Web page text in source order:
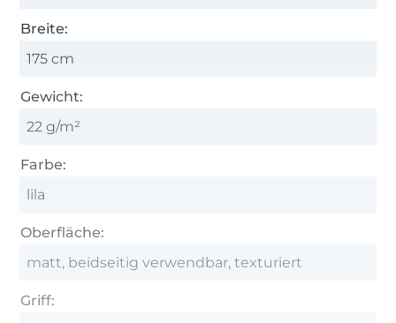
Breite:
175 cm
Gewicht:
22 g/m²
Farbe:
lila
Oberfläche:
matt, beidseitig verwendbar, texturiert
Griff: